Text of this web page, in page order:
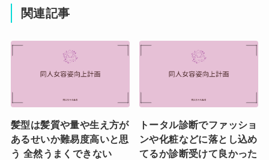
関連記事
髪型は髪質や量や生え方が
あるせいか難易度高いと思
う 全然うまくできない
トータル診断でファッショ
ンや化粧などに落とし込め
てるか診断受けて良かった